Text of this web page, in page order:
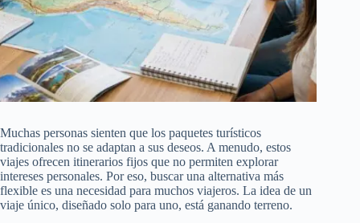
Muchas personas sienten que los paquetes turísticos
tradicionales no se adaptan a sus deseos. A menudo, estos
viajes ofrecen itinerarios fijos que no permiten explorar
intereses personales. Por eso, buscar una alternativa más
flexible es una necesidad para muchos viajeros. La idea de un
viaje único, diseñado solo para uno, está ganando terreno.